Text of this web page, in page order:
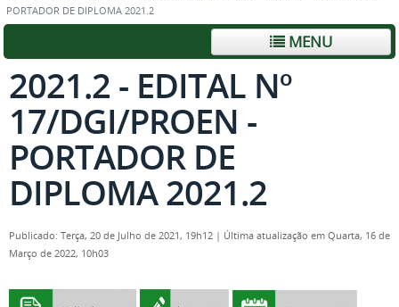
PORTADOR DE DIPLOMA 2021.2
MENU
2021.2 - EDITAL Nº
17/DGI/PROEN -
PORTADOR DE
DIPLOMA 2021.2
Publicado: Terça, 20 de Julho de 2021, 19h12 | Última atualização em Quarta, 16 de
Março de 2022, 10h03